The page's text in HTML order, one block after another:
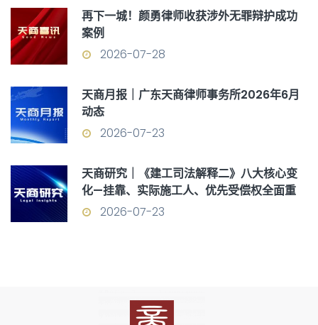
再下一城！颜勇律师收获涉外无罪辩护成功
案例
2026-07-28
天商月报｜广东天商律师事务所2026年6月
动态
2026-07-23
天商研究｜《建工司法解释二》八大核心变
化—挂靠、实际施工人、优先受偿权全面重
构
2026-07-23